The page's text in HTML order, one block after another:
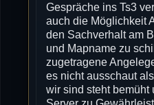
Gespräche ins Ts3
auch die Möglichkeit
den Sachverhalt am
und Mapname zu
zugetragene
es nicht ausschaut
wir sind steht